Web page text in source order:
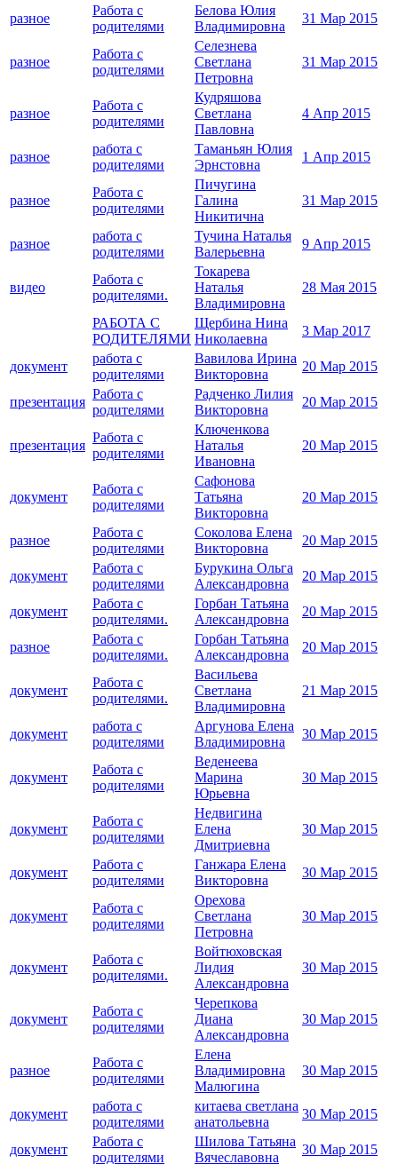
разное
Работа с
родителями
Белова Юлия
Владимировна
31 Мар 2015
разное
Работа с
родителями
Селезнева
Светлана
Петровна
31 Мар 2015
разное
Работа с
родителями
Кудряшова
Светлана
Павловна
4 Апр 2015
разное
работа с
родителями
Таманьян Юлия
Эрнстовна
1 Апр 2015
разное
Работа с
родителями
Пичугина
Галина
Никитична
31 Мар 2015
разное
работа с
родителями
Тучина Наталья
Валерьевна
9 Апр 2015
видео
Работа с
родителями.
Токарева
Наталья
Владимировна
28 Мая 2015
РАБОТА С
РОДИТЕЛЯМИ
Щербина Нина
Николаевна
3 Мар 2017
документ
работа с
родителями
Вавилова Ирина
Викторовна
20 Мар 2015
презентация
Работа с
родителями
Радченко Лилия
Викторовна
20 Мар 2015
презентация
Работа с
родителями
Ключенкова
Наталья
Ивановна
20 Мар 2015
документ
Работа с
родителями
Сафонова
Татьяна
Викторовна
20 Мар 2015
разное
Работа с
родителями
Соколова Елена
Викторовна
20 Мар 2015
документ
Работа с
родителями
Бурукина Ольга
Александровна
20 Мар 2015
документ
Работа с
родителями.
Горбан Татьяна
Александровна
20 Мар 2015
разное
Работа с
родителями.
Горбан Татьяна
Александровна
20 Мар 2015
документ
Работа с
родителями.
Васильева
Светлана
Владимировна
21 Мар 2015
документ
работа с
родителями
Аргунова Елена
Владимировна
30 Мар 2015
документ
Работа с
родителями
Веденеева
Марина
Юрьевна
30 Мар 2015
документ
Работа с
родителями
Недвигина
Елена
Дмитриевна
30 Мар 2015
документ
Работа с
родителями
Ганжара Елена
Викторовна
30 Мар 2015
документ
Работа с
родителями
Орехова
Светлана
Петровна
30 Мар 2015
документ
Работа с
родителями.
Войтюховская
Лидия
Александровна
30 Мар 2015
документ
Работа с
родителями
Черепкова
Диана
Александровна
30 Мар 2015
разное
Работа с
родителями
Елена
Владимировна
Малюгина
30 Мар 2015
документ
работа с
родителями
китаева светлана
анатольевна
30 Мар 2015
документ
Работа с
родителями
Шилова Татьяна
Вячеславовна
30 Мар 2015